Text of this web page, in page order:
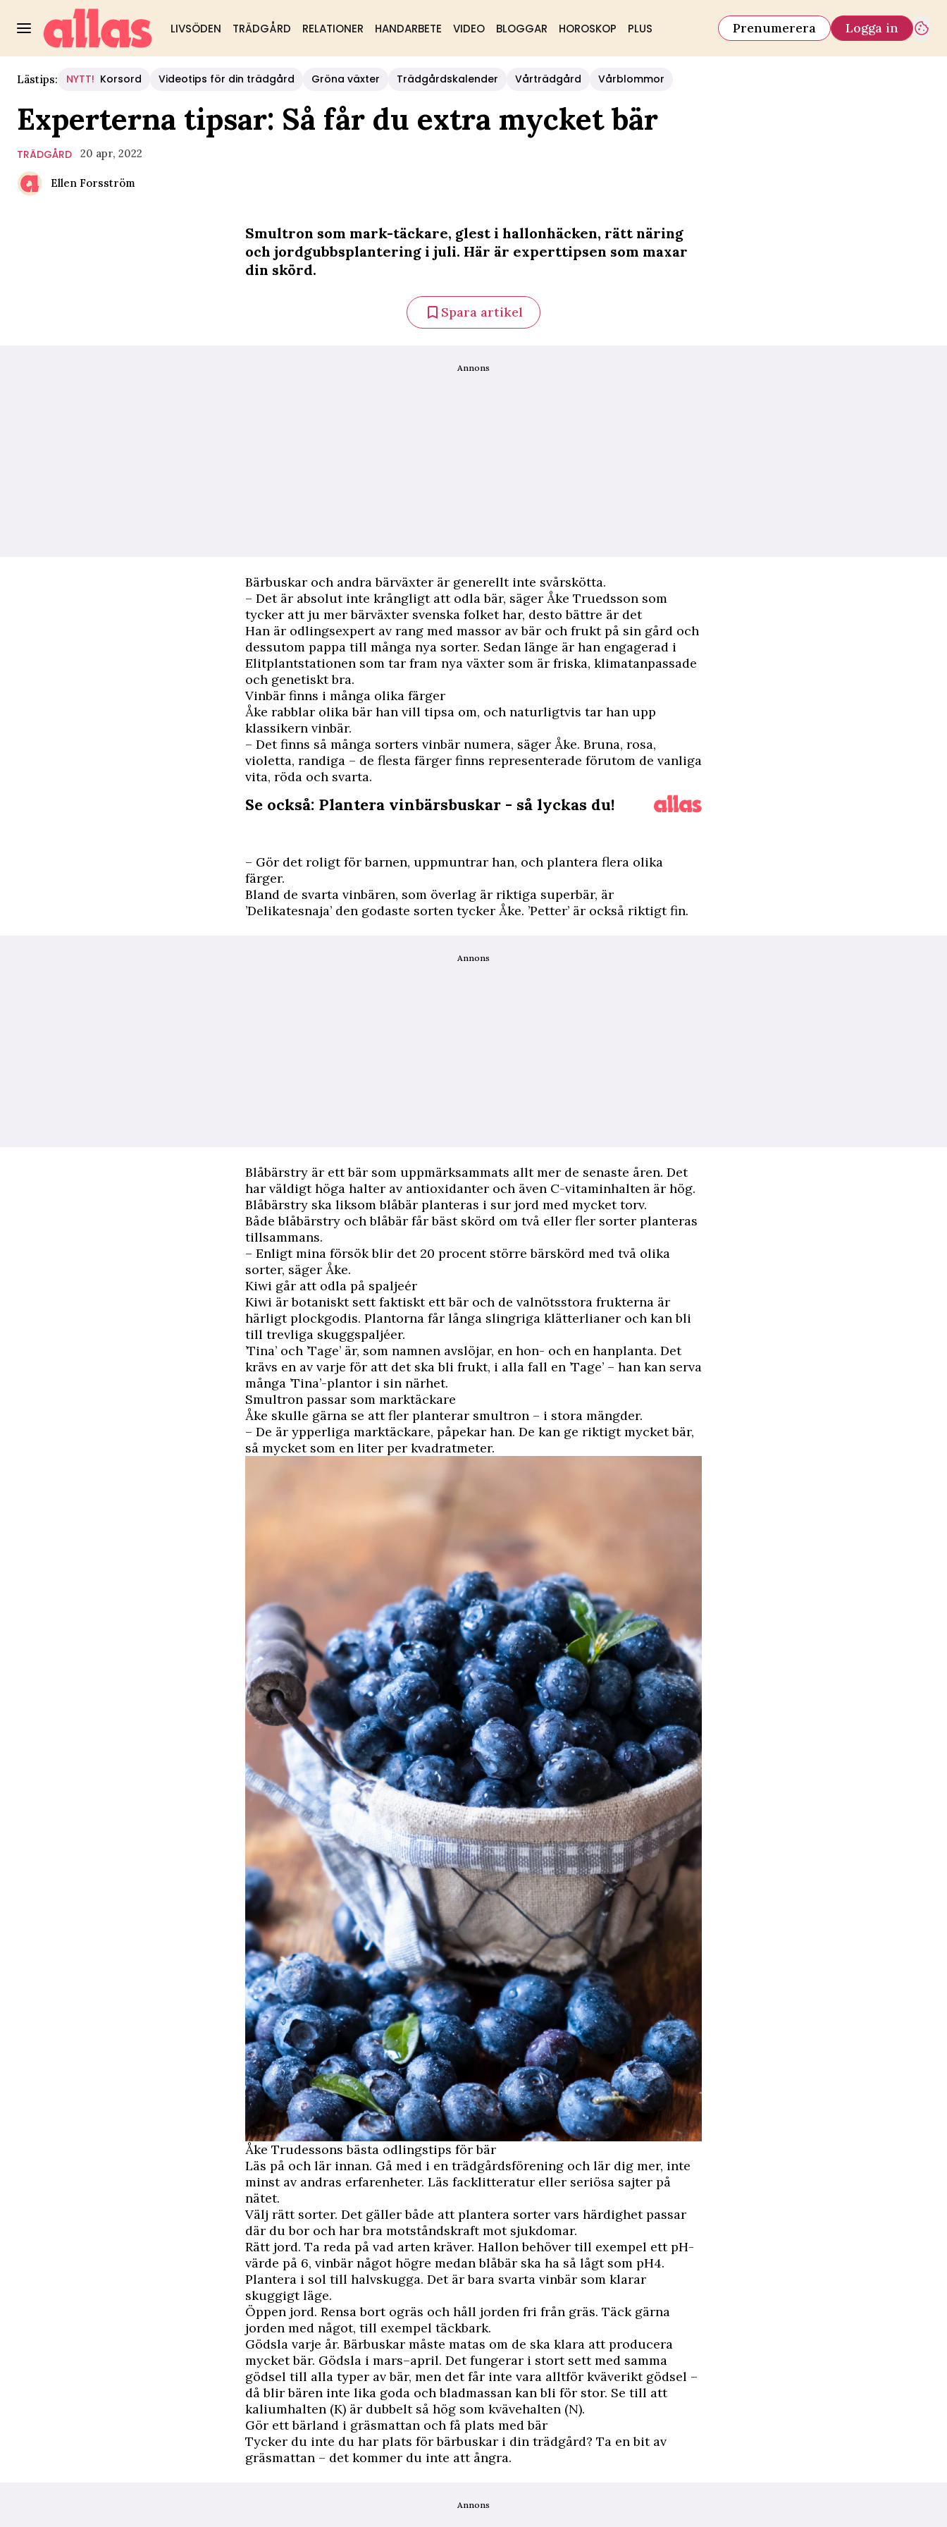
LIVSÖDEN TRÄDGÅRD RELATIONER HANDARBETE VIDEO BLOGGAR HOROSKOP PLUS Prenumerera Logga in
Lästips: NYTT! Korsord Videotips för din trädgård Gröna växter Trädgårdskalender Vårträdgård Vårblommor
Experterna tipsar: Så får du extra mycket bär
TRÄDGÅRD 20 apr, 2022
Ellen Forsström
Smultron som mark-täckare, glest i hallonhäcken, rätt näring
och jordgubbsplantering i juli. Här är experttipsen som maxar
din skörd.
Spara artikel
Annons
Bärbuskar och andra bärväxter är generellt inte svårskötta.
– Det är absolut inte krångligt att odla bär, säger Åke Truedsson som
tycker att ju mer bärväxter svenska folket har, desto bättre är det
Han är odlingsexpert av rang med massor av bär och frukt på sin gård och
dessutom pappa till många nya sorter. Sedan länge är han engagerad i
Elitplantstationen som tar fram nya växter som är friska, klimatanpassade
och genetiskt bra.
Vinbär finns i många olika färger
Åke rabblar olika bär han vill tipsa om, och naturligtvis tar han upp
klassikern vinbär.
– Det finns så många sorters vinbär numera, säger Åke. Bruna, rosa,
violetta, randiga – de flesta färger finns representerade förutom de vanliga
vita, röda och svarta.
Se också: Plantera vinbärsbuskar - så lyckas du!
– Gör det roligt för barnen, uppmuntrar han, och plantera flera olika
färger.
Bland de svarta vinbären, som överlag är riktiga superbär, är
’Delikatesnaja’ den godaste sorten tycker Åke. ’Petter’ är också riktigt fin.
Annons
Blåbärstry är ett bär som uppmärksammats allt mer de senaste åren. Det
har väldigt höga halter av antioxidanter och även C-vitaminhalten är hög.
Blåbärstry ska liksom blåbär planteras i sur jord med mycket torv.
Både blåbärstry och blåbär får bäst skörd om två eller fler sorter planteras
tillsammans.
– Enligt mina försök blir det 20 procent större bärskörd med två olika
sorter, säger Åke.
Kiwi går att odla på spaljeér
Kiwi är botaniskt sett faktiskt ett bär och de valnötsstora frukterna är
härligt plockgodis. Plantorna får långa slingriga klätterlianer och kan bli
till trevliga skuggspaljéer.
’Tina’ och ’Tage’ är, som namnen avslöjar, en hon- och en hanplanta. Det
krävs en av varje för att det ska bli frukt, i alla fall en ’Tage’ – han kan serva
många ’Tina’-plantor i sin närhet.
Smultron passar som marktäckare
Åke skulle gärna se att fler planterar smultron – i stora mängder.
– De är ypperliga marktäckare, påpekar han. De kan ge riktigt mycket bär,
så mycket som en liter per kvadratmeter.
Åke Trudessons bästa odlingstips för bär
Läs på och lär innan. Gå med i en trädgårdsförening och lär dig mer, inte
minst av andras erfarenheter. Läs facklitteratur eller seriösa sajter på
nätet.
Välj rätt sorter. Det gäller både att plantera sorter vars härdighet passar
där du bor och har bra motståndskraft mot sjukdomar.
Rätt jord. Ta reda på vad arten kräver. Hallon behöver till exempel ett pH-
värde på 6, vinbär något högre medan blåbär ska ha så lågt som pH4.
Plantera i sol till halvskugga. Det är bara svarta vinbär som klarar
skuggigt läge.
Öppen jord. Rensa bort ogräs och håll jorden fri från gräs. Täck gärna
jorden med något, till exempel täckbark.
Gödsla varje år. Bärbuskar måste matas om de ska klara att producera
mycket bär. Gödsla i mars–april. Det fungerar i stort sett med samma
gödsel till alla typer av bär, men det får inte vara alltför kväverikt gödsel –
då blir bären inte lika goda och bladmassan kan bli för stor. Se till att
kaliumhalten (K) är dubbelt så hög som kvävehalten (N).
Gör ett bärland i gräsmattan och få plats med bär
Tycker du inte du har plats för bärbuskar i din trädgård? Ta en bit av
gräsmattan – det kommer du inte att ångra.
Annons